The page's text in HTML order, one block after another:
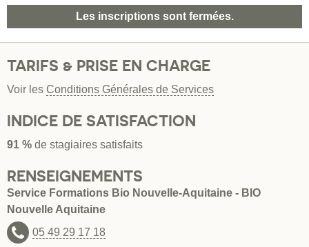
Les inscriptions sont fermées.
TARIFS & PRISE EN CHARGE
Voir les Conditions Générales de Services
INDICE DE SATISFACTION
91 % de stagiaires satisfaits
RENSEIGNEMENTS
Service Formations Bio Nouvelle-Aquitaine - BIO
Nouvelle Aquitaine
05 49 29 17 18